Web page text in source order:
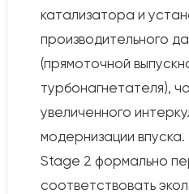
катализатора и
производительного
(прямоточной
турбонагнетателя),
увеличенного
модернизации
Stage 2 формально
соответствовать